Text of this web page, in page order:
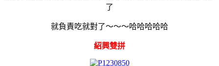
了
就負責吃就對了～～～哈哈哈哈哈
紹興雙拼